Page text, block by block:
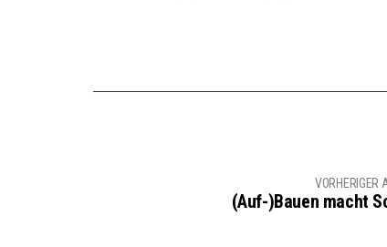
VORHERIGER
(Auf-)Bauen macht